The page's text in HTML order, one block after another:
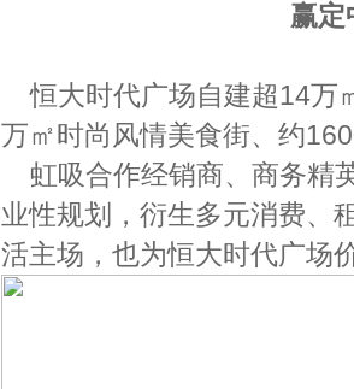
赢定
恒大时代广场自建超14万
万㎡时尚风情美食街、约
虹吸合作经销商、商务精
业性规划，衍生多元消费、
活主场，也为恒大时代广场